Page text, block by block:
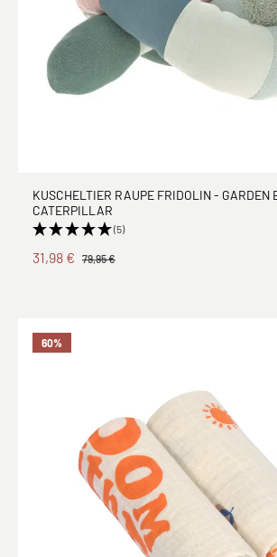
KUSCHELTIER RAUPE FRIDOLIN - GARDEN
CATERPILLAR
(5)
31,98 € 79,95 €
60%